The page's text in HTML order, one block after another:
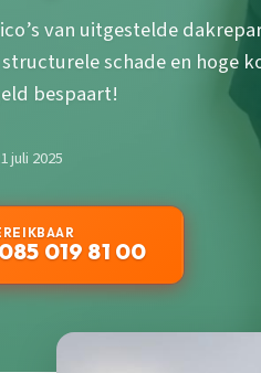
van uitgestelde
schade en hoge
bespaart!
juli 2025
019 81 00